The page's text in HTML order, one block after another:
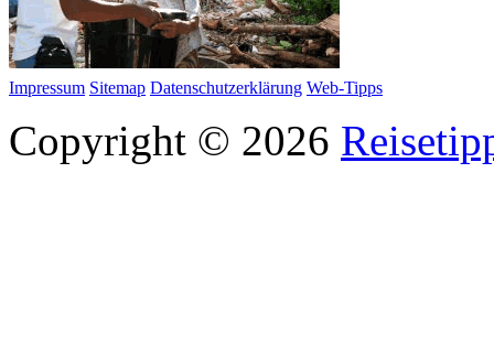
Impressum Sitemap Datenschutzerklärung Web-Tipps
Copyright © 2026